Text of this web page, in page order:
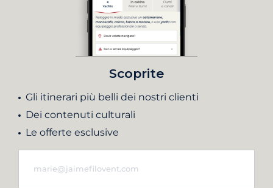
Scoprite
Gli itinerari più belli dei nostri clienti
Dei contenuti culturali
Le offerte esclusive